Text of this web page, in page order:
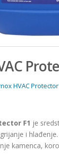
HVAC
F1 je
i hlađenje.
kamenca,